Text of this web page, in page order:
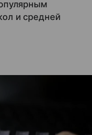
и средней